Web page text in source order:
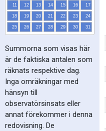
11
12 13 14 15 16
17
18
19 20 21 22 23
24
25
26 27 28 29 30 31
Summorna som visas här
är de faktiska antalen som
räknats respektive dag.
Inga omräkningar med
hänsyn till
observatörsinsats eller
annat förekommer i denna
redovisning. De